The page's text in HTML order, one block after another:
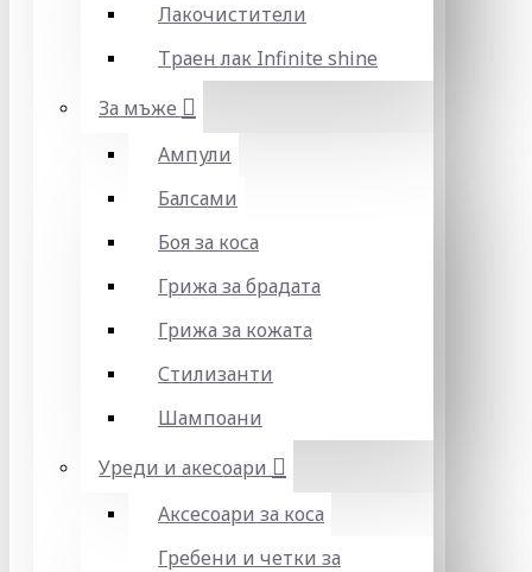
Лакочистители
Траен лак Infinite shine
За мъже
Ампули
Балсами
Боя за коса
Грижа за брадата
Грижа за кожата
Стилизанти
Шампоани
Уреди и акесоари
Аксесоари за коса
Гребени и четки за